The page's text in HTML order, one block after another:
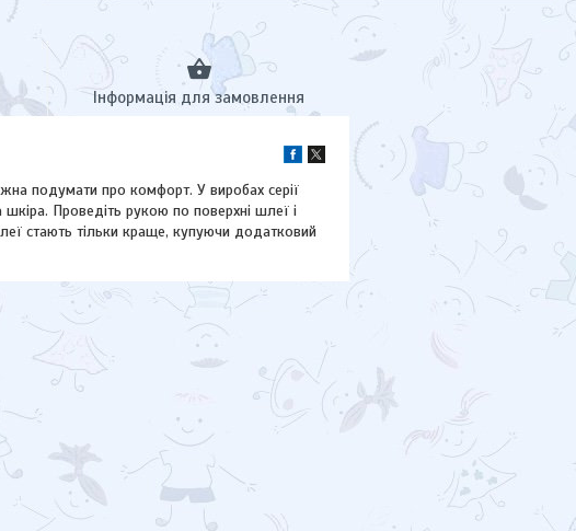
Інформація для замовлення
подумати про комфорт. У виробах серії
Проведіть рукою по поверхні шлеї і
стають тільки краще, купуючи додатковий